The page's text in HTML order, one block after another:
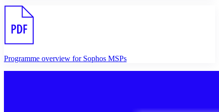
Programme overview for Sophos MSPs